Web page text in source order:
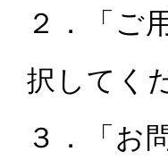
２．「ご
択してく
３．「お